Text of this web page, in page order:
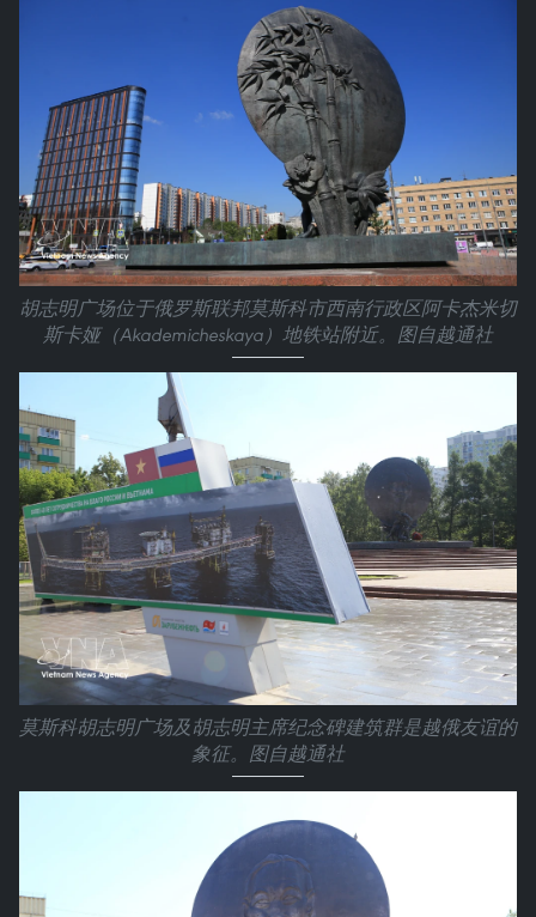
胡志明广场位于俄罗斯联邦莫斯科市西南行政区阿卡杰米切
斯卡娅（Akademicheskaya）地铁站附近。图自越通社
莫斯科胡志明广场及胡志明主席纪念碑建筑群是越俄友谊的
象征。图自越通社